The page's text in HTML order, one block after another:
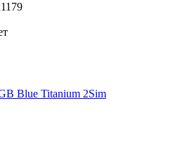
Blue Titanium 2Sim